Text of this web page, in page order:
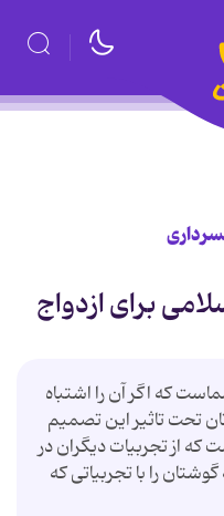
برای ازدواج
که اگر آن را اشتباه
تحت تاثیر این تصمیم
که از تجربیات دیگران در
را با تجربیاتی که